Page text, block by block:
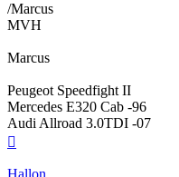
/Marcus
MVH
Marcus
Peugeot Speedfight II
Mercedes E320 Cab -96
Audi Allroad 3.0TDI -07